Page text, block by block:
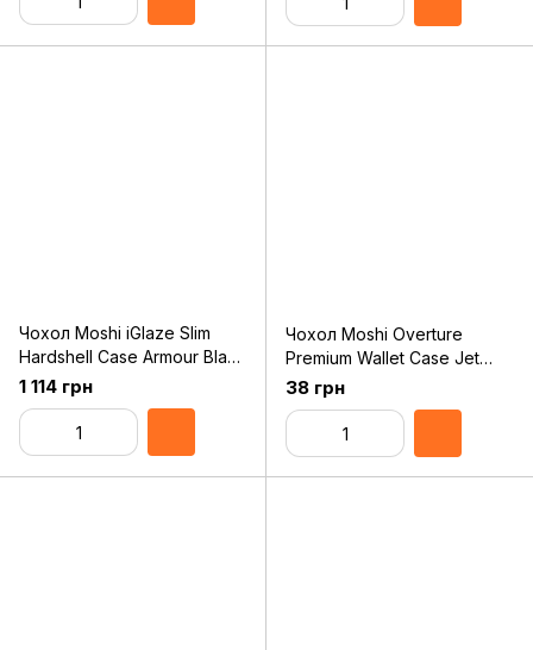
Чохол Moshi iGlaze Slim
Hardshell Case Armour Black
for iPhone 11 (99MO113004)
1 114 грн
Чохол Moshi Overture
Premium Wallet Case Jet
Black for iPhone 11 Pro Max
(99MO091013)
38 грн